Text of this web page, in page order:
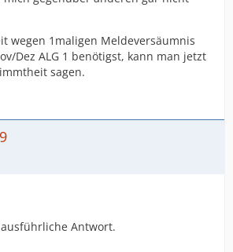
wegen 1maligen Meldeversäumnis
Dez ALG 1 benötigst, kann man jetzt
sagen.
Antwort.